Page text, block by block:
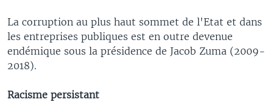
La corruption au plus haut sommet de l'Etat et dans
les entreprises publiques est en outre devenue
endémique sous la présidence de Jacob Zuma (2009-
2018).
Racisme persistant